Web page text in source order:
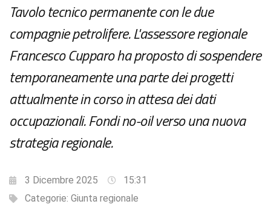
Tavolo tecnico permanente con le due
compagnie petrolifere. L'assessore regionale
Francesco Cupparo ha proposto di sospendere
temporaneamente una parte dei progetti
attualmente in corso in attesa dei dati
occupazionali. Fondi no-oil verso una nuova
strategia regionale.
3 Dicembre 2025
15:31
Categorie: Giunta regionale